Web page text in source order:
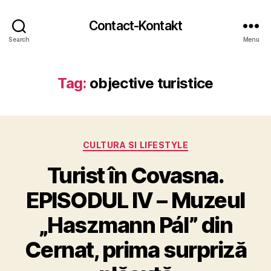
Search
Contact-Kontakt
Menu
Tag: objective turistice
Categories
CULTURA SI LIFESTYLE
Turist în Covasna.
EPISODUL IV – Muzeul
„Haszmann Pál” din
Cernat, prima surpriză